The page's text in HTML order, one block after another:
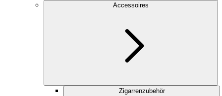
Accessoires
Zigarrenzubehör